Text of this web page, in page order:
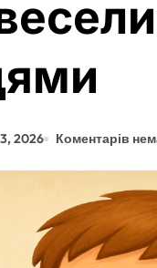
2026 Коментарів